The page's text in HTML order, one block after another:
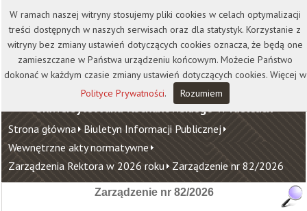
Kontakt Biblioteka
Wydawnictwo
Wirtualna Uczelnia
Uniwersytet Jana Kochanowskiego w Kielcach
Strona główna Biuletyn Informacji Publicznej
Wewnętrzne akty normatywne
Zarządzenia Rektora w 2026 roku Zarządzenie nr 82/2026
Zarządzenie nr 82/2026
W ramach naszej witryny stosujemy pliki cookies w celach optymalizacji
treści dostępnych w naszych serwisach oraz dla statystyk. Korzystanie z
witryny bez zmiany ustawień dotyczących cookies oznacza, że będą one
zamieszczane w Państwa urządzeniu końcowym. Możecie Państwo
dokonać w każdym czasie zmiany ustawień dotyczących cookies. Więcej w
Polityce Prywatności. Rozumiem